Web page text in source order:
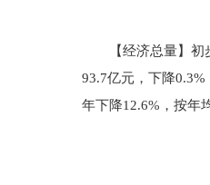
【经济总量】初步
93.7亿元，下降
年下降12.6%，按年